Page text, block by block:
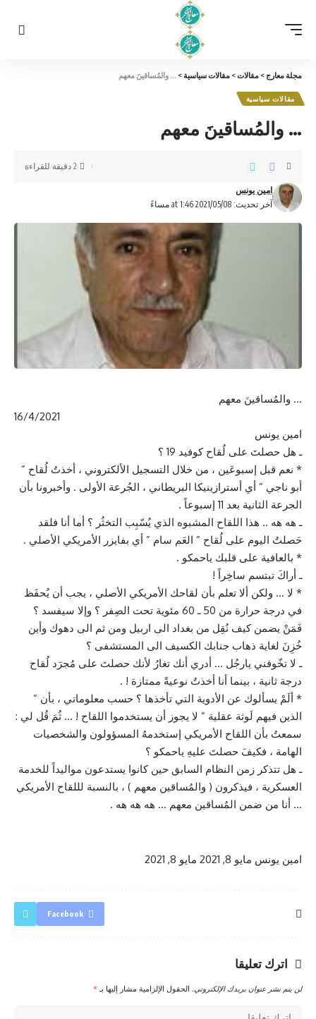
مجلة معارج> مقالات> مقالات سياسية> … والمُساقينَ معهم
مقالات سياسية
… والمُساقينَ معهم
آخر تحديث: 2021/05/08 at 1:46 مساءً
امين يونس
2 دقيقة للقراءة
… والمُساقينَ معهم
16/4/2021
امين يونس
ـ هل حصلتَ على لُقاح كوفيد 19 ؟
* نعم قبل إسبوعَين ، من خلال التسجيل الألكتروني ، أخذتُ لُقاح ”
أبو ناجي ” أي أسترازينيكا البريطاني ، الجُرعة الأولى . وأخبرونا بأن
الجرعة الثانية بعد 11 إسبوعاً .
ـ هه هه .. هذا اللقاح المشبوه الذي يُسّبِب التخثُر ؟ أما أنا فلقد
حَصلتُ اليوم على لُقاح ” العَم سام ” أي بفايزر الأمريكي الأصلي .
* بالعافية على قلبك ياحمكو .
ـ أراكَ تبتسم ساخِراً !
* لا … ولكن ألا تعلم بأن لقاحك الأمريكي الأصلي ، يجب أن يُحفَظ
في درجة حرارة من 50 ـ 60 مئوية تحت الصِفر ؟ وإلا سيفسد ؟
فَمَنْ يضمن كيف نُقِل من بغداد الى اربيل ومن ثم الى دهوك وأين
خُزِنَ لغاية ذهاب جنابك الكسيف الى المستشفى ؟
ـ لا تخّوفني يارجُل … أدري أنك تغارُ لأنك حصلتَ على مُجرَد لُقاح
درجة ثانية ، بينما أنا أخذتُ نوعيةً ممتازة ! .
* ألَمْ يسألوك عن الأدوية التي تأخذها ؟ حسب معلوماتي ، بأن ”
الذين فيهم لَوثة عقلية ” لا يجوز أن يستخدموا اللقاح ! … ثُمَ قُل لي :
سمعتُ بأن اللقاح الأمريكي إستخدمهُ المسؤولون والشخصيات
الهامة ، فكيفَ حصلتَ عليهِ ياحمكو ؟
ـ هل تتذكر زمن النظام السابق حين كانوا يستدعون مواليداً للخدمة
العسكرية ، فيذكرون ( والمُساقين معهم ) ، بالنسبة لللقاح الأمريكي
… أنا من ضمن المُساقين معهم … هه هه هه .
امين يونس مايو 8, 2021 مايو 8, 2021
Facebook
اترك تعليقا
لن يتم نشر عنوان بريدك الإلكتروني. الحقول الإلزامية مشار إليها بـ *